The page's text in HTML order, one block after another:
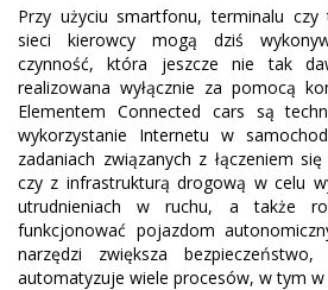
Przy użyciu smartfonu, terminalu
sieci kierowcy mogą dziś
czynność, która jeszcze nie tak
realizowana wyłącznie za pomocą
Elementem Connected cars są
wykorzystanie Internetu w
zadaniach związanych z łączeniem
czy z infrastrukturą drogową w celu
utrudnieniach w ruchu, a także
funkcjonować pojazdom
narzędzi zwiększa
automatyzuje wiele procesów, w tym w